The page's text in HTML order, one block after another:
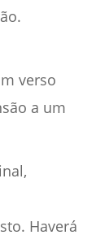
verso
a um
Haverá